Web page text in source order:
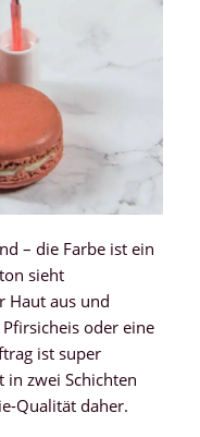
– die Farbe ist ein
sieht
Haut aus und
oder eine
ist super
in zwei Schichten
Qualität daher.